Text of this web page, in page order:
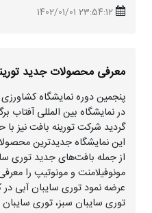
23:54:12 1402/01/01
معرفی محصولات جدید
پنجمین دوره نمایشگاه کشاورزی
در نمایشگاه بین المللی آفتاب
گردید شرکت تورینه بافت نیز
این نمایشگاه جدیدترین
از جمله بافت‌های جدید توری
مونوفیلامنت و مونوتیپ را
عرضه نمود توری سایبان آبی در
توری سایبان سبز، توری سایبان